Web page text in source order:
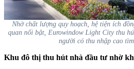
Nhờ chất lượng quy hoạch, hệ tiện ích
quan nổi bật, Eurowindow Light City thu
người có thu nhập cao
Khu đô thị thu hút nhà đầu tư nhờ